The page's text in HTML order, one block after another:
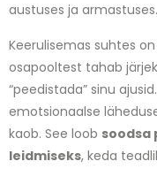
austuses ja armastuses.
Keerulisemas suhtes
osapooltest tahab
“peedistada” sinu
emotsionaalse
kaob. See loob soodsa
leidmiseks, keda